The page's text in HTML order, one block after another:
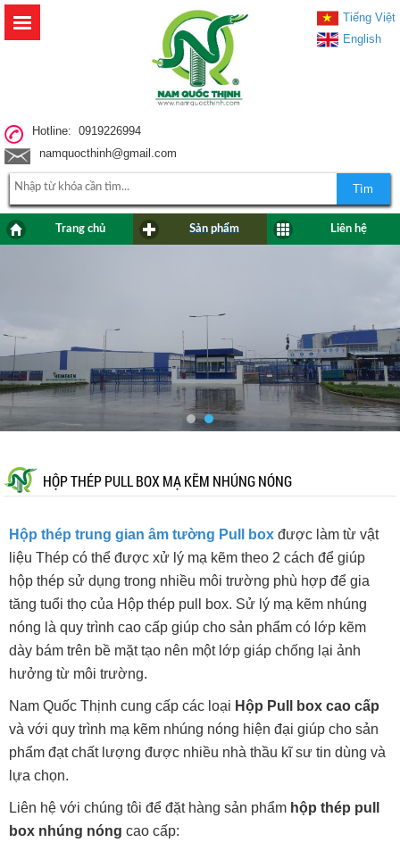
Hotline: 0919226994
namquocthinh@gmail.com
Tiếng Việt
English
Tìm
Trang chủ Sản phẩm Liên hệ
HỘP THÉP PULL BOX MẠ KẼM NHÚNG NÓNG
Hộp thép trung gian âm tường Pull box được làm từ vật
liệu Thép có thể được xử lý mạ kẽm theo 2 cách để giúp
hộp thép sử dụng trong nhiều môi trường phù hợp để gia
tăng tuổi thọ của Hộp thép pull box. Sử lý mạ kẽm nhúng
nóng là quy trình cao cấp giúp cho sản phẩm có lớp kẽm
dày bám trên bề mặt tạo nên một lớp giáp chống lại ảnh
hưởng từ môi trường.
Nam Quốc Thịnh cung cấp các loại Hộp Pull box cao cấp
và với quy trình mạ kẽm nhúng nóng hiện đại giúp cho sản
phẩm đạt chất lượng được nhiều nhà thầu kĩ sư tin dùng và
lựa chọn.
Liên hệ với chúng tôi để đặt hàng sản phẩm hộp thép pull
box nhúng nóng cao cấp: